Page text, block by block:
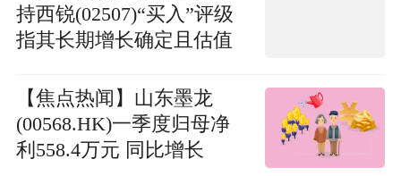
持西锐(02507)“买入”评级
指其长期增长确定且估值
【焦点热闻】山东墨龙
(00568.HK)一季度归母净
利558.4万元 同比增长